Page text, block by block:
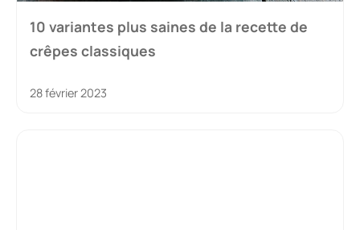
10 variantes plus saines de la recette de
crêpes classiques
28 février 2023